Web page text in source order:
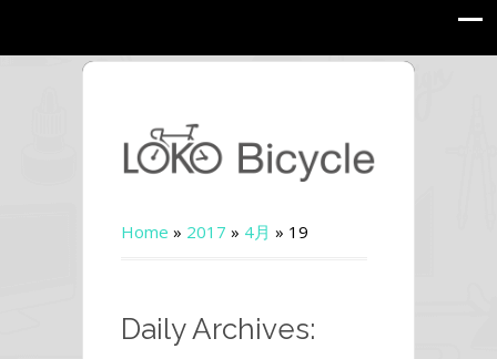
Home » 2017 » 4月 » 19
Daily Archives: